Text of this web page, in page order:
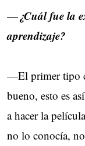
—¿Cuál fue la
aprendizaje?
—El primer tipo
bueno, esto es
a hacer la
no lo conocía,